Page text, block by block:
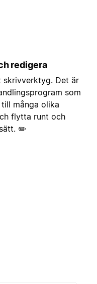
redigera
Det är
som
många olika
flytta runt och
sätt. ✏️